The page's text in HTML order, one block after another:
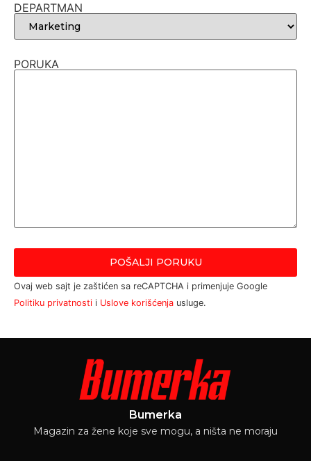
DEPARTMAN
PORUKA
Ovaj web sajt je zaštićen sa reCAPTCHA i primenjuje Google
Politiku privatnosti i Uslove korišćenja usluge.
Bumerka
Magazin za žene koje sve mogu, a ništa ne moraju